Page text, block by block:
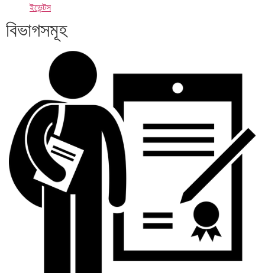
ইভেন্টস
বিভাগসমূহ